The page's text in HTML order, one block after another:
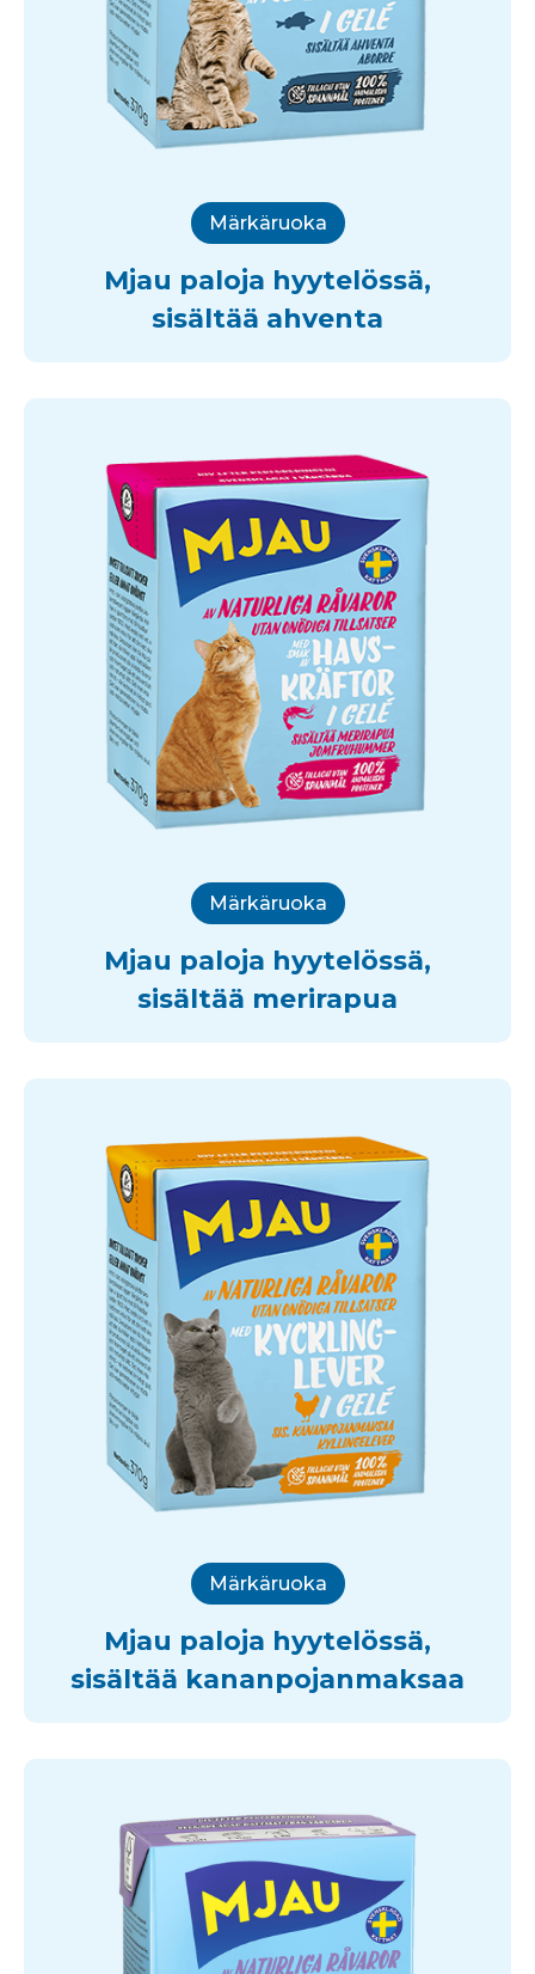
Märkäruoka
Mjau paloja hyytelössä,
sisältää ahventa
Märkäruoka
Mjau paloja hyytelössä,
sisältää merirapua
Märkäruoka
Mjau paloja hyytelössä,
sisältää kananpojanmaksaa